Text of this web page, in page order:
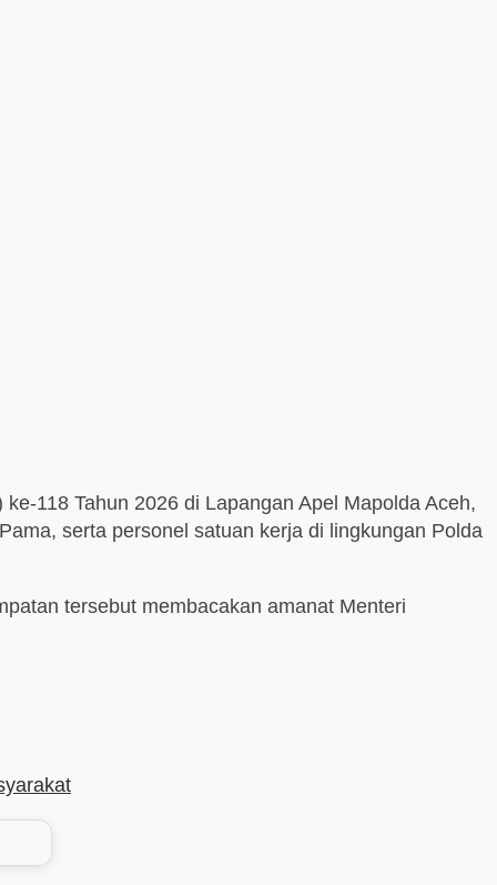
118 Tahun 2026 di Lapangan Apel Mapolda Aceh,
serta personel satuan kerja di lingkungan Polda
tersebut membacakan amanat Menteri